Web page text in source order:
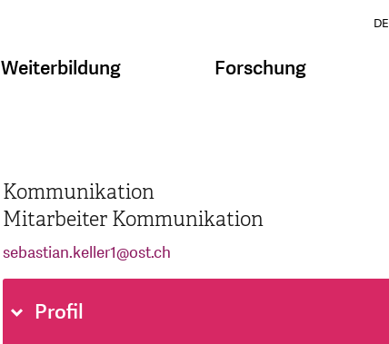
DE
Weiterbildung Forschung
Kommunikation
Mitarbeiter Kommunikation
sebastian.keller1@ost.ch
Profil